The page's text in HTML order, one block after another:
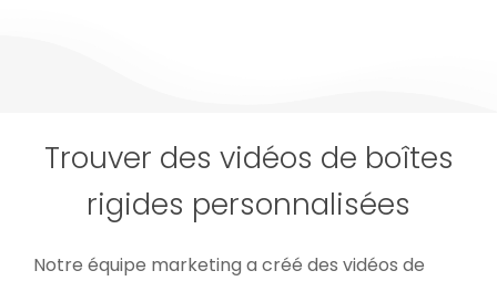
Trouver des vidéos de boîtes
rigides personnalisées
Notre équipe marketing a créé des vidéos de